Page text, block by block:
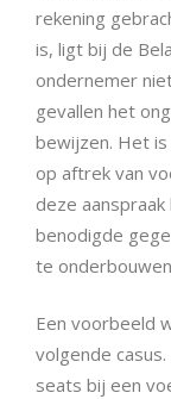
rekening
is, ligt bij de
ondernemer
gevallen het
bewijzen. Het
op aftrek van
deze
benodigde
te
Een voorbeeld
volgende
seats bij een